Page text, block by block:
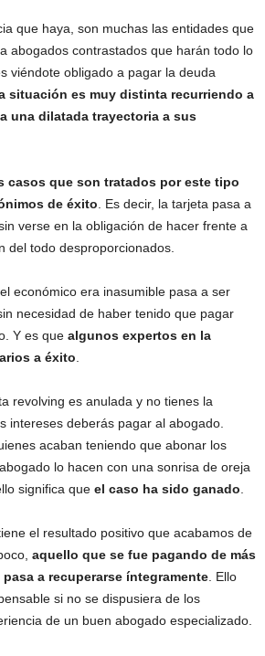
que haya, son muchas las entidades que
abogados contrastados que harán todo lo
viéndote obligado a pagar la deuda
situación es muy distinta recurriendo a
una dilatada trayectoria a sus
casos que son tratados por este tipo
de éxito. Es decir, la tarjeta pasa a
verse en la obligación de hacer frente a
del todo desproporcionados.
económico era inasumible pasa a ser
necesidad de haber tenido que pagar
Y es que algunos expertos en la
a éxito.
revolving es anulada y no tienes la
intereses deberás pagar al abogado.
acaban teniendo que abonar los
lo hacen con una sonrisa de oreja
significa que el caso ha sido ganado.
el resultado positivo que acabamos de
aquello que se fue pagando de más
a recuperarse íntegramente. Ello
si no se dispusiera de los
de un buen abogado especializado.